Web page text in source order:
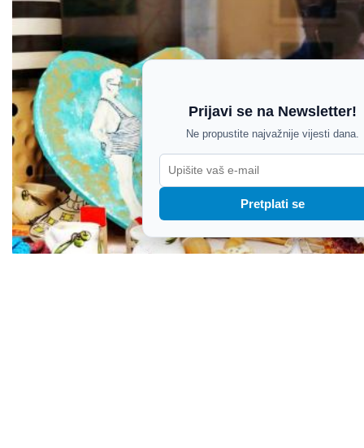
Prijavi se na Newsletter!
Ne propustite najvažnije vijesti dana.
Pretplati se